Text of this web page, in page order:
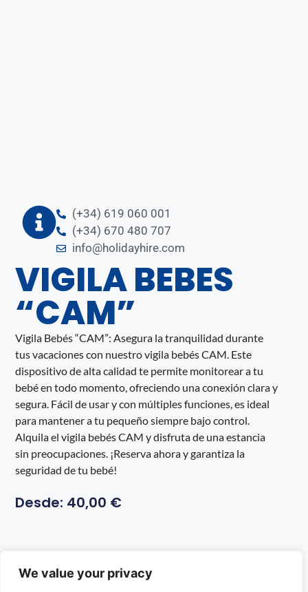
We value your privacy
(+34) 619 060 001
(+34) 670 480 707
info@holidayhire.com
VIGILA BEBES
“CAM”
Vigila Bebés “CAM”: Asegura la tranquilidad durante
tus vacaciones con nuestro vigila bebés CAM. Este
dispositivo de alta calidad te permite monitorear a tu
bebé en todo momento, ofreciendo una conexión clara y
segura. Fácil de usar y con múltiples funciones, es ideal
para mantener a tu pequeño siempre bajo control.
Alquila el vigila bebés CAM y disfruta de una estancia
sin preocupaciones. ¡Reserva ahora y garantiza la
seguridad de tu bebé!
Desde: 40,00 €